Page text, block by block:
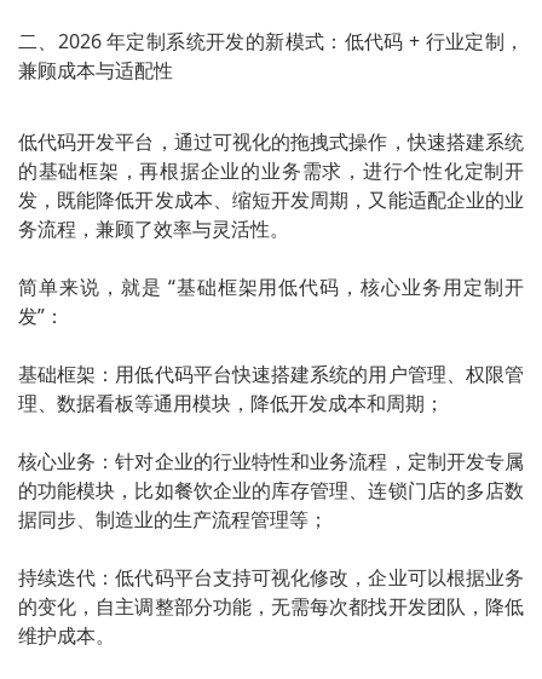
二、2026 年定制系统开发的新模式：低代码 + 行业定制，
兼顾成本与适配性
低代码开发平台，通过可视化的拖拽式操作，快速搭建系统
的基础框架，再根据企业的业务需求，进行个性化定制开
发，既能降低开发成本、缩短开发周期，又能适配企业的业
务流程，兼顾了效率与灵活性。
简单来说，就是 “基础框架用低代码，核心业务用定制开
发”：
基础框架：用低代码平台快速搭建系统的用户管理、权限管
理、数据看板等通用模块，降低开发成本和周期；
核心业务：针对企业的行业特性和业务流程，定制开发专属
的功能模块，比如餐饮企业的库存管理、连锁门店的多店数
据同步、制造业的生产流程管理等；
持续迭代：低代码平台支持可视化修改，企业可以根据业务
的变化，自主调整部分功能，无需每次都找开发团队，降低
维护成本。